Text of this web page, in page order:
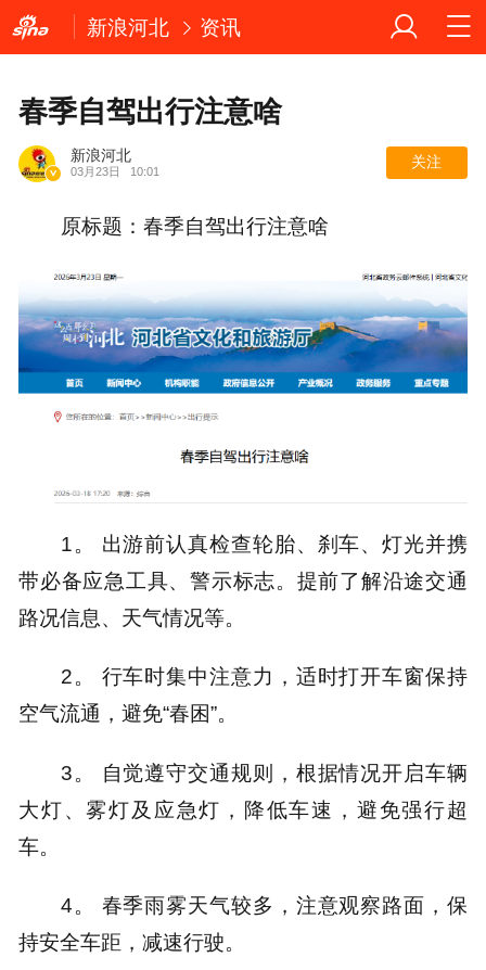
新浪河北 资讯
春季自驾出行注意啥
新浪河北
03月23日 10:01
关注
原标题：春季自驾出行注意啥
1。 出游前认真检查轮胎、刹车、灯光并携
带必备应急工具、警示标志。提前了解沿途交通
路况信息、天气情况等。
2。 行车时集中注意力，适时打开车窗保持
空气流通，避免“春困”。
3。 自觉遵守交通规则，根据情况开启车辆
大灯、雾灯及应急灯，降低车速，避免强行超
车。
4。 春季雨雾天气较多，注意观察路面，保
持安全车距，减速行驶。